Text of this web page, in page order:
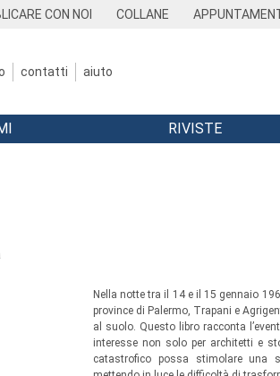
CON NOI COLLANE
contatti aiuto
RIVISTE
Nella notte tra il 14 e il 15 gennaio
province di Palermo, Trapani e
al suolo. Questo libro racconta
interesse non solo per architetti e
catastrofico possa stimolare una